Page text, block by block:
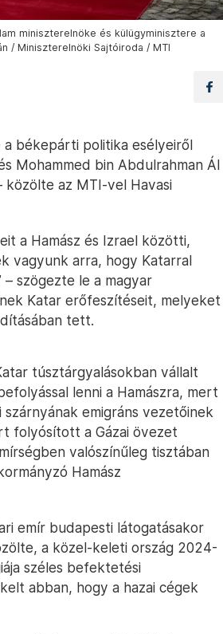
miniszterelnöke és külügyminisztere a
/ Miniszterelnöki Sajtóiroda / MTI
békepárti politika esélyeiről
Mohammed bin Abdulrahman Ál
közölte az MTI-vel Havasi
a Hamász és Izrael közötti,
vagyunk arra, hogy Katarral
szögezte le a magyar
Katar erőfeszítéseit, melyeket
tett.
túsztárgyalásokban vállalt
lenni a Hamászra, mert
emigráns vezetőinek
folyósított a Gázai övezet
valószínűleg tisztában
Hamász
emír budapesti látogatásakor
a közel-keleti ország 2024-
széles befektetési
abban, hogy a hazai cégek